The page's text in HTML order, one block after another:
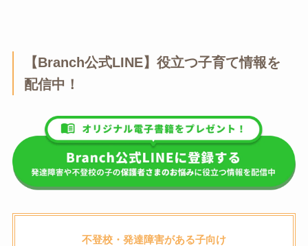
【Branch公式LINE】役立つ子育て情報を
配信中！
不登校・発達障害がある子向け